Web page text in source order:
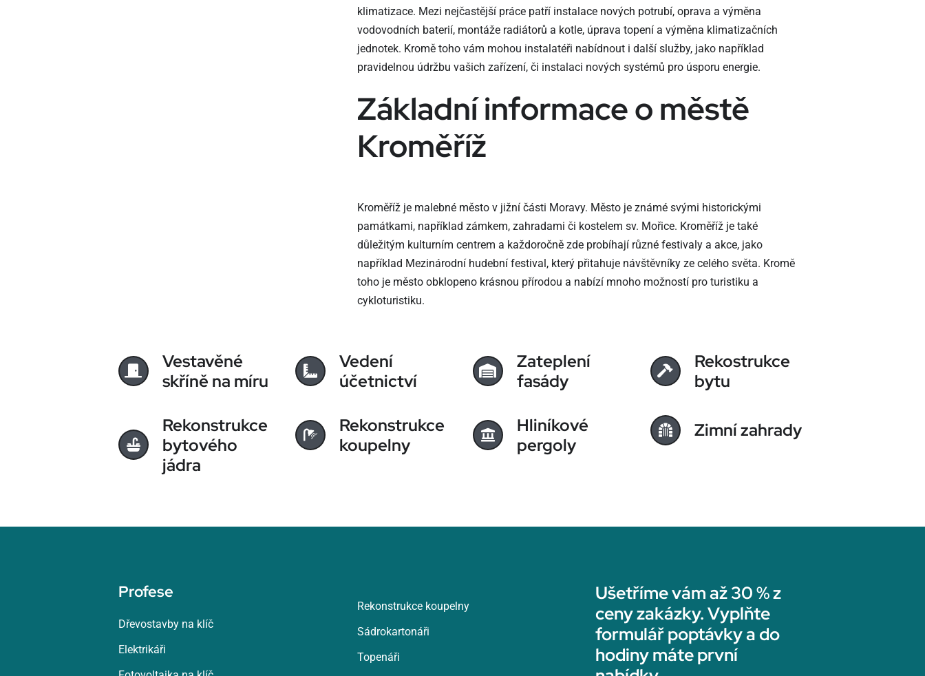
klimatizace. Mezi nejčastější práce patří instalace nových potrubí, oprava a výměna
vodovodních baterií, montáže radiátorů a kotle, úprava topení a výměna klimatizačních
jednotek. Kromě toho vám mohou instalatéři nabídnout i další služby, jako například
pravidelnou údržbu vašich zařízení, či instalaci nových systémů pro úsporu energie.
Základní informace o městě
Kroměříž
Kroměříž je malebné město v jižní části Moravy. Město je známé svými historickými
památkami, například zámkem, zahradami či kostelem sv. Mořice. Kroměříž je také
důležitým kulturním centrem a každoročně zde probíhají různé festivaly a akce, jako
například Mezinárodní hudební festival, který přitahuje návštěvníky ze celého světa. Kromě
toho je město obklopeno krásnou přírodou a nabízí mnoho možností pro turistiku a
cykloturistiku.
Vestavěné
skříně na míru
Vedení
účetnictví
Zateplení
fasády
Rekostrukce
bytu
Rekonstrukce
bytového
jádra
Rekonstrukce
koupelny
Hliníkové
pergoly
Zimní zahrady
Profese
Dřevostavby na klíč
Elektrikáři
Rekonstrukce koupelny
Sádrokartonáři
Topenáři
Ušetříme vám až 30 % z
ceny zakázky. Vyplňte
formulář poptávky a do
hodiny máte první